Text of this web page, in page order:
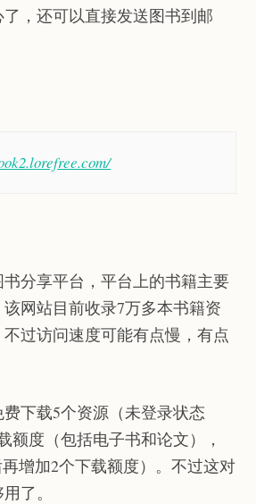
，还可以直接发送图书到邮
分享平台，平台上的书籍主要
网站目前收录7万多本书籍资
过访问速度可能有点慢，有点
下载5个资源（未登录状态
额度（包括电子书和论文），
增加2个下载额度）。不过这对
了。